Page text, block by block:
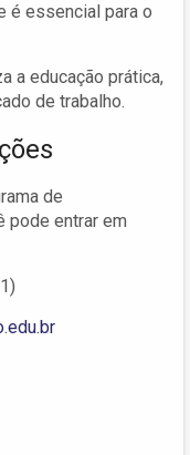
é essencial para o
a educação prática,
de trabalho.
de
pode entrar em